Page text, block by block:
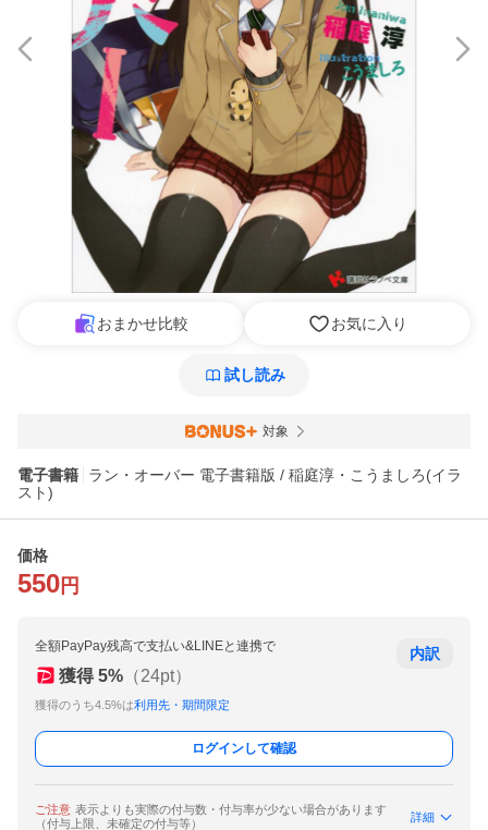
おまかせ比較 お気に入り
試し読み
対象
電子書籍
ラン・オーバー 電子書籍版 / 稲庭淳・こうましろ(イラ
スト)
価格
550 円
全額PayPay残高で支払い&LINEと連携で
獲得 5% （24pt）
獲得のうち4.5%は利用先・期間限定
内訳
ログインして確認
ご注意 表示よりも実際の付与数・付与率が少ない場合があります
（付与上限、未確定の付与等）
詳細